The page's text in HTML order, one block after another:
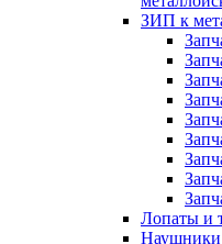
ЗИП к
Лопаты и
Наушники